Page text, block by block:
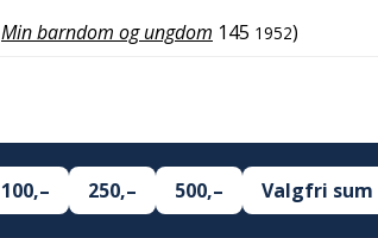
Min barndom og ungdom 145 1952)
100,– 250,– 500,– Valgfri sum